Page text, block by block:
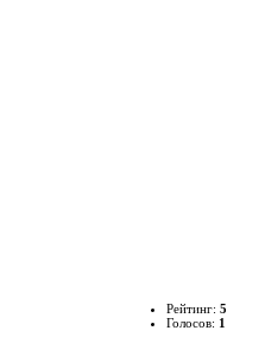
Рейтинг: 5
Голосов: 1